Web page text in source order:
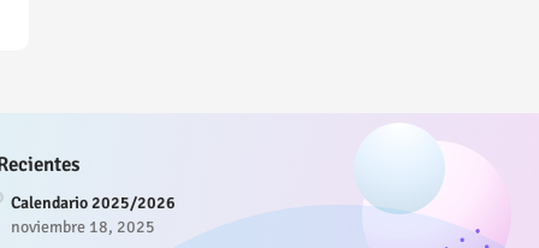
Calendario 2025/2026
noviembre 18, 2025